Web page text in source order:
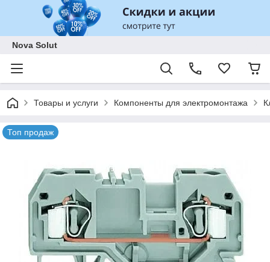
Nova Solut
Товары и услуги Компоненты для электромонтажа
Топ продаж